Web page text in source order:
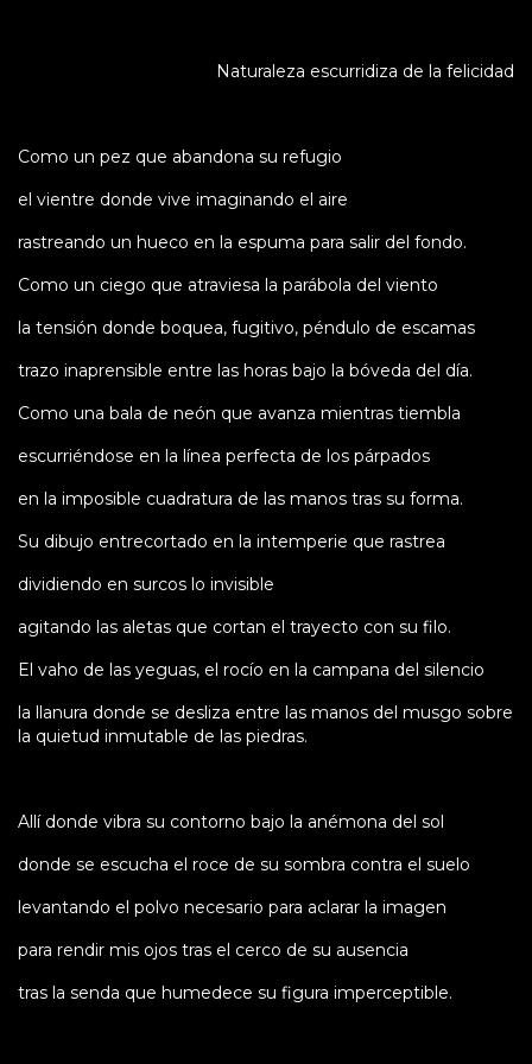
Naturaleza escurridiza de la felicidad
Como un pez que abandona su refugio
el vientre donde vive imaginando el aire
rastreando un hueco en la espuma para salir del fondo.
Como un ciego que atraviesa la parábola del viento
la tensión donde boquea, fugitivo, péndulo de escamas
trazo inaprensible entre las horas bajo la bóveda del día.
Como una bala de neón que avanza mientras tiembla
escurriéndose en la línea perfecta de los párpados
en la imposible cuadratura de las manos tras su forma.
Su dibujo entrecortado en la intemperie que rastrea
dividiendo en surcos lo invisible
agitando las aletas que cortan el trayecto con su filo.
El vaho de las yeguas, el rocío en la campana del silencio
la llanura donde se desliza entre las manos del musgo sobre
la quietud inmutable de las piedras.
Allí donde vibra su contorno bajo la anémona del sol
donde se escucha el roce de su sombra contra el suelo
levantando el polvo necesario para aclarar la imagen
para rendir mis ojos tras el cerco de su ausencia
tras la senda que humedece su figura imperceptible.